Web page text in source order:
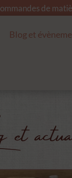
de
Blog et